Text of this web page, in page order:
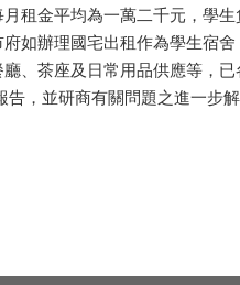
月租金平均為一萬二千元，
如辦理國宅出租作為學生宿
、茶座及日常用品供應等，
，並研商有關問題之進一步